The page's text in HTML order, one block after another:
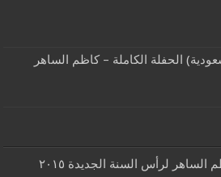
الحفلة الكاملة – كاظم الساهر
الساهر لرأس السنة الجديدة ٢٠١٥